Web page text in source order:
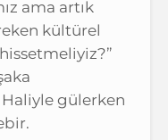
ama artık
kültürel
gülerken